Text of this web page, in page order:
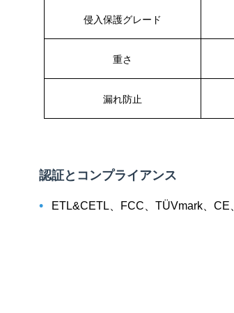
侵入保護グレード
重さ
漏れ防止
認証とコンプライアンス
• ETL&CETL、FCC、TÜVmark、CE